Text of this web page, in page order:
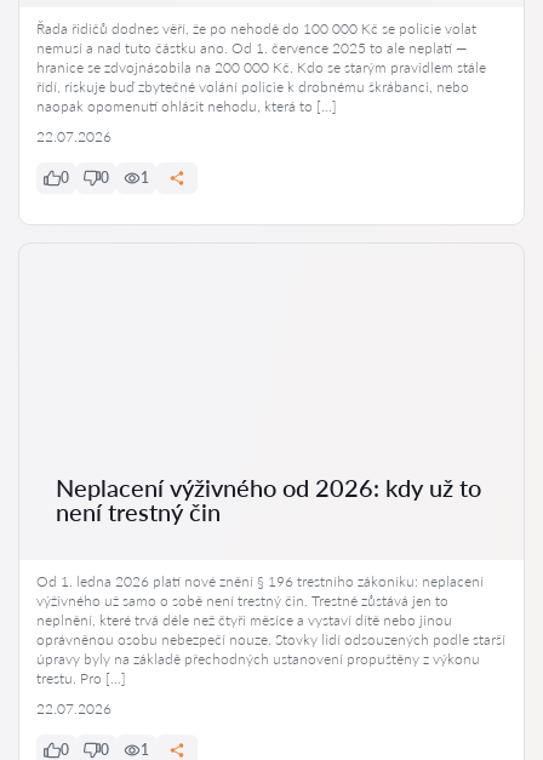
Řada řidičů dodnes věří, že po nehodě do 100 000 Kč se policie volat
nemusí a nad tuto částku ano. Od 1. července 2025 to ale neplatí —
hranice se zdvojnásobila na 200 000 Kč. Kdo se starým pravidlem stále
řídí, riskuje buď zbytečné volání policie k drobnému škrábanci, nebo
naopak opomenutí ohlásit nehodu, která to […]
22.07.2026
0 0 1
Neplacení výživného od 2026: kdy už to
není trestný čin
Od 1. ledna 2026 platí nové znění § 196 trestního zákoníku: neplacení
výživného už samo o sobě není trestný čin. Trestné zůstává jen to
neplnění, které trvá déle než čtyři měsíce a vystaví dítě nebo jinou
oprávněnou osobu nebezpečí nouze. Stovky lidí odsouzených podle starší
úpravy byly na základě přechodných ustanovení propuštěny z výkonu
trestu. Pro […]
22.07.2026
0 0 1